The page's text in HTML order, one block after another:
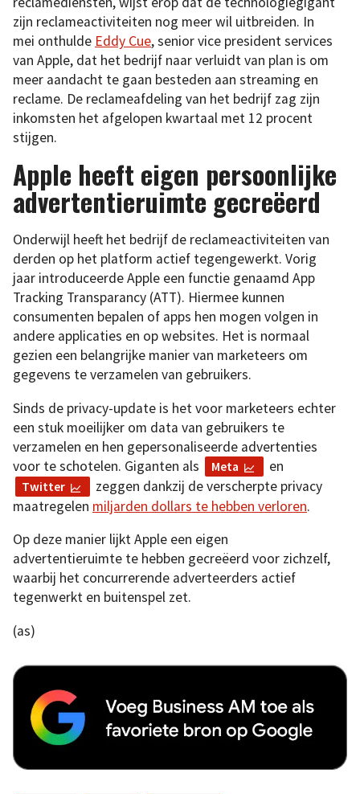
zijn reclameactiviteiten nog meer wil uitbreiden. In
mei onthulde Eddy Cue, senior vice president services
van Apple, dat het bedrijf naar verluidt van plan is om
meer aandacht te gaan besteden aan streaming en
reclame. De reclameafdeling van het bedrijf zag zijn
inkomsten het afgelopen kwartaal met 12 procent
stijgen.
Apple heeft eigen persoonlijke
advertentieruimte gecreëerd
Onderwijl heeft het bedrijf de reclameactiviteiten van
derden op het platform actief tegengewerkt. Vorig
jaar introduceerde Apple een functie genaamd App
Tracking Transparancy (ATT). Hiermee kunnen
consumenten bepalen of apps hen mogen volgen in
andere applicaties en op websites. Het is normaal
gezien een belangrijke manier van marketeers om
gegevens te verzamelen van gebruikers.
Sinds de privacy-update is het voor marketeers echter
een stuk moeilijker om data van gebruikers te
verzamelen en hen gepersonaliseerde advertenties
voor te schotelen. Giganten als
Meta en
Twitter
zeggen dankzij de verscherpte privacy
maatregelen miljarden dollars te hebben verloren.
Op deze manier lijkt Apple een eigen
advertentieruimte te hebben gecreëerd voor zichzelf,
waarbij het concurrerende adverteerders actief
tegenwerkt en buitenspel zet.
(as)